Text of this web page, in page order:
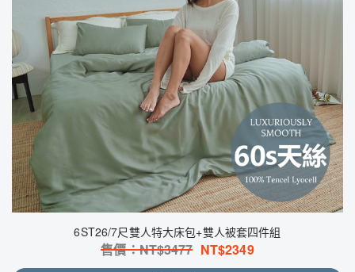
6ST26/7尺雙人特大床包+雙人被套四件組
售價：NT$3477 NT$2349